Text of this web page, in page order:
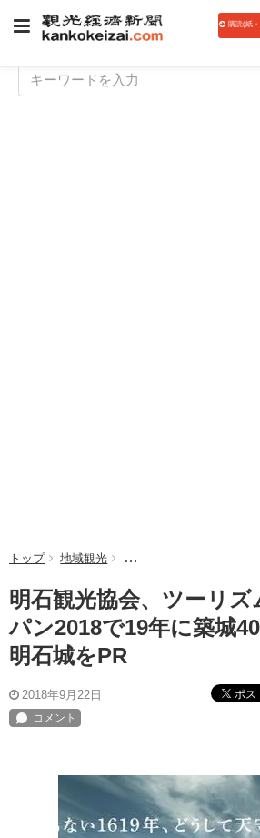
購読(紙
トップ 地域観光 明石観光協会、ツーリズ
明石観光協会、ツーリズ
パン2018で19年に築城
明石城をPR
2018年9月22日 ポス